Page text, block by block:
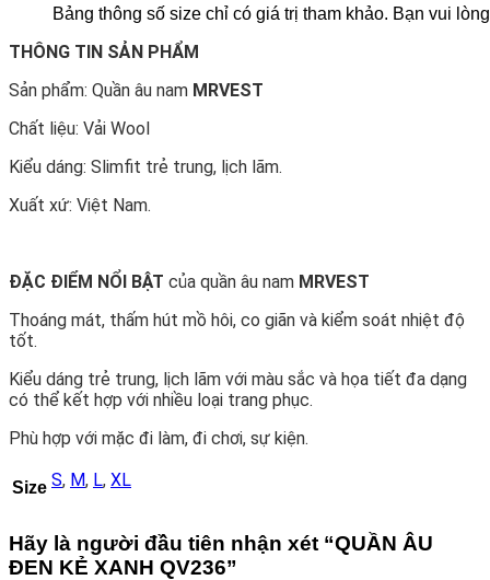
Bảng thông số size chỉ có giá trị tham khảo. Bạn vui
THÔNG TIN SẢN PHẨM
Sản phẩm: Quần âu nam MRVEST
Chất liệu: Vải Wool
Kiểu dáng: Slimfit trẻ trung, lịch lãm.
Xuất xứ: Việt Nam.
ĐẶC ĐIỂM NỔI BẬT của quần âu nam MRVEST
Thoáng mát, thấm hút mồ hôi, co giãn và kiểm soát nhiệt độ
tốt.
Kiểu dáng trẻ trung, lịch lãm với màu sắc và họa tiết đa dạng
có thể kết hợp với nhiều loại trang phục.
Phù hợp với mặc đi làm, đi chơi, sự kiện.
Size S, M, L, XL
Hãy là người đầu tiên nhận xét “QUẦN ÂU
ĐEN KẺ XANH QV236”